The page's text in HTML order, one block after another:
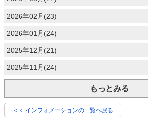
2026年02月(23)
2026年01月(24)
2025年12月(21)
2025年11月(24)
もっとみる
＜＜ インフォメーションの一覧へ戻る